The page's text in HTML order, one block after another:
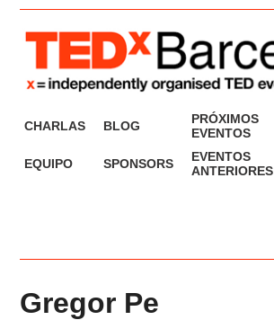
CHARLAS BLOG
PRÓXIMOS
EVENTOS
EQUIPO SPONSORS
EVENTOS
ANTERIORES
Gregor Pe